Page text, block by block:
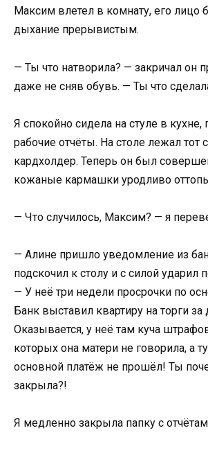
Максим влетел в комнату, его
дыхание прерывистым.
— Ты что натворила? — закричал он
даже не сняв обувь. — Ты что
Я спокойно сидела на стуле в кухне,
рабочие отчёты. На столе лежал
кардхолдер. Теперь он был
кожаные кармашки уродливо
— Что случилось, Максим? — я
— Алине пришло уведомление из
подскочил к столу и с силой ударил
— У неё три недели просрочки по
Банк выставил квартиру на торги за
Оказывается, у неё там куча
которых она матери не говорила, а
основной платёж не прошёл! Ты
закрыла?!
Я медленно закрыла папку с